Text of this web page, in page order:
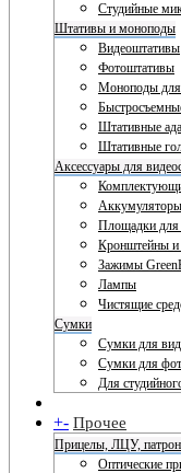
Студийные
Штативы и моноподы
Видеоштативы
Фотоштативы
Моноподы для
Штативные
Штативные
Аксессуары для
Аккумуляторы
Площадки для
Кронштейны и
Зажимы
Лампы
Чистящие
Сумки
Сумки для
Сумки для
Для
+- Прочее
Прицелы, ЛЦУ,
Оптические